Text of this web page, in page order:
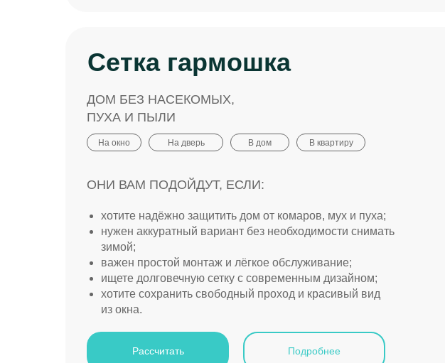
Сетка гармошка
хотите надёжно защитить дом от комаров, мух и пуха;
нужен аккуратный вариант без необходимости снимать
зимой;
важен простой монтаж и лёгкое обслуживание;
ищете долговечную сетку с современным дизайном;
хотите сохранить свободный проход и красивый вид
из окна.
ОНИ ВАМ ПОДОЙДУТ, ЕСЛИ:
ДОМ БЕЗ НАСЕКОМЫХ,
ПУХА И ПЫЛИ
Подробнее
Рассчитать
В дом В квартиру
На дверь
На окно